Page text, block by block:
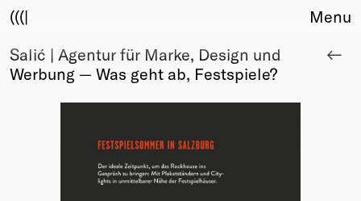
(((|
About
Club
Menu
Salić | Agentur für Marke, Design und
Werbung — Was geht ab, Festspiele?